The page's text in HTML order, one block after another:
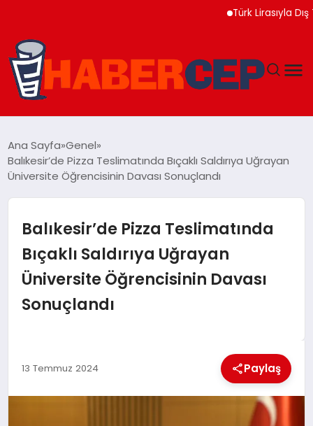
Türk Lirasıyla Dış
GÜNDEM
SOSYAL MEDYA
KÜLTÜREL
Ana Sayfa Genel
Balıkesir’de Pizza Teslimatında Bıçaklı Saldırıya Uğrayan
Üniversite Öğrencisinin Davası Sonuçlandı
Balıkesir’de Pizza Teslimatında
Bıçaklı Saldırıya Uğrayan
Üniversite Öğrencisinin Davası
Sonuçlandı
13 Temmuz 2024 Paylaş